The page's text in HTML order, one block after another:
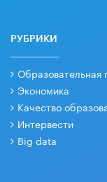
РУБРИКИ
Образовательная
Экономика
Качество
Интервести
Big data